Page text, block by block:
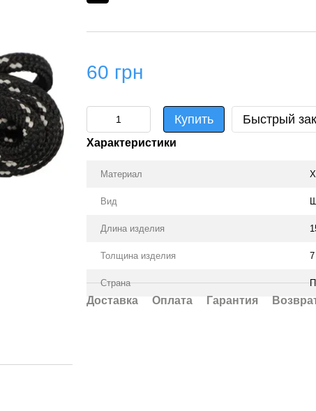
60 грн
Купить Быстрый
Характеристики
Материал
Вид
Длина изделия
Толщина изделия
Страна
Доставка Оплата Гарантия